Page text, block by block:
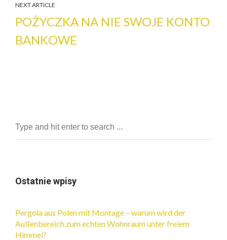
NEXT ARTICLE
POŻYCZKA NA NIE SWOJE KONTO
BANKOWE
Ostatnie wpisy
Pergola aus Polen mit Montage – warum wird der
Außenbereich zum echten Wohnraum unter freiem
Himmel?